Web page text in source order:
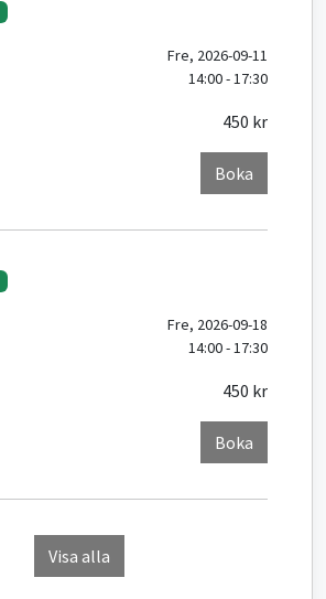
Fre, 2026-09-11
14:00 - 17:30
450 kr
Boka
Fre, 2026-09-18
14:00 - 17:30
450 kr
Boka
Visa alla